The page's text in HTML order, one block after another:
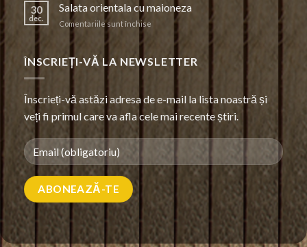
30
dec.
Salata orientala cu maioneza
Comentariile sunt închise pentru
orientala
cu
ÎNSCRIEȚI-VĂ LA NEWSLETTER
Înscrieți-vă astăzi adresa de e-mail la lista noastră și
veți fi primul care va afla cele mai recente știri.